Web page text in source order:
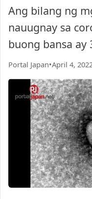
Ang bilang ng
nauugnay sa
buong bansa ay
Portal Japan•April 4,